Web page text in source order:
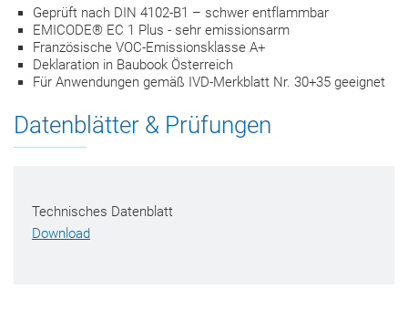
Geprüft nach DIN 4102-B1 – schwer entflammbar
EMICODE® EC 1 Plus - sehr emissionsarm
Französische VOC-Emissionsklasse A+
Deklaration in Baubook Österreich
Für Anwendungen gemäß IVD-Merkblatt Nr. 30+35 geeignet
Datenblätter & Prüfungen
Technisches Datenblatt
Download